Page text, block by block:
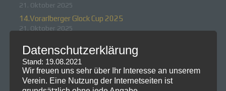
21. Oktober 2025
14.Vorarlberger Glock Cup 2025
21. Oktober 2025
7. Juli 2025
Neueste Kommentare
Datenschutzerklärung
Stand: 19.08.2021
Wir freuen uns sehr über Ihr Interesse an unserem
Verein. Eine Nutzung der Internetseiten ist